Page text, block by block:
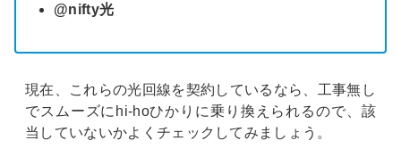
@nifty光
現在、これらの光回線を契約しているなら、工事無し
でスムーズにhi-hoひかりに乗り換えられるので、該
当していないかよくチェックしてみましょう。